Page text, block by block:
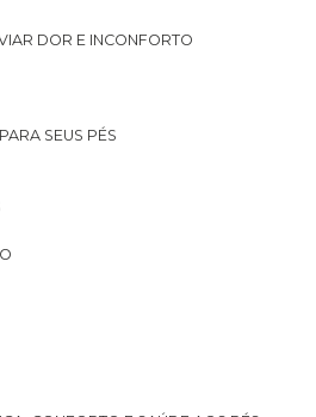
DOR E INCONFORTO
SEUS PÉS